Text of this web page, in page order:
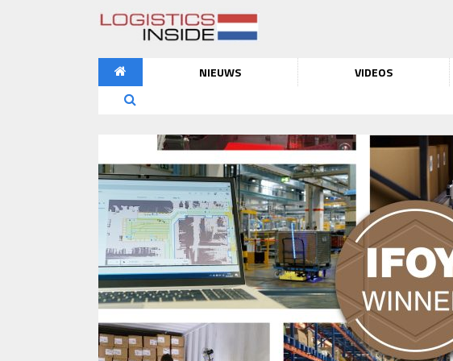
NIEUWS VIDEOS